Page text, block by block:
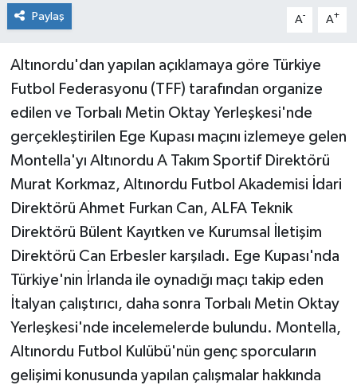
Paylaş A- A+
Altınordu'dan yapılan açıklamaya göre Türkiye
Futbol Federasyonu (TFF) tarafından organize
edilen ve Torbalı Metin Oktay Yerleşkesi'nde
gerçekleştirilen Ege Kupası maçını izlemeye gelen
Montella'yı Altınordu A Takım Sportif Direktörü
Murat Korkmaz, Altınordu Futbol Akademisi İdari
Direktörü Ahmet Furkan Can, ALFA Teknik
Direktörü Bülent Kayıtken ve Kurumsal İletişim
Direktörü Can Erbesler karşıladı. Ege Kupası'nda
Türkiye'nin İrlanda ile oynadığı maçı takip eden
İtalyan çalıştırıcı, daha sonra Torbalı Metin Oktay
Yerleşkesi'nde incelemelerde bulundu. Montella,
Altınordu Futbol Kulübü'nün genç sporcuların
gelişimi konusunda yapılan çalışmalar hakkında